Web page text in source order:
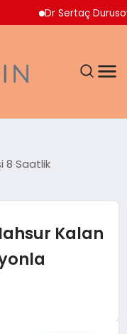
Dr Sertaç Durusoy
8 Saatlik
Kalan